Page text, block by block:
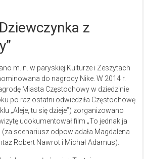
z
m.in. w paryskiej Kulturze i Zeszytach
do nagrody Nike. W 2014 r.
Miasta Częstochowy w dziedzinie
po raz ostatni odwiedziła Częstochowę.
„Aleje, tu się dzieje”) zorganizowano
udokumentował film „To jednak ja
(za scenariusz odpowiadała Magdalena
Robert Nawrot i Michał Adamus).